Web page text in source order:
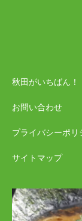
秋田がいちばん！
お問い合わせ
プライバシーポリ
サイトマップ